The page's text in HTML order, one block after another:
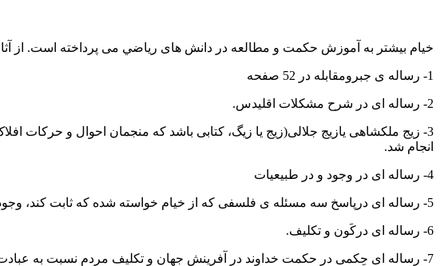
خيام بیشتر به آموزش حكمت و مطالعه در دانش های رياضي می پرداخته است. از
1- رساله ی جبرومقابله در 52 صفحه
2- رساله ای در شرح مشکلات اقلیدس.
انجام شد.
4- رساله ای در وجود و در طبیعیات
5- رساله ای درپاسخ سه مسئله ی فلسفی که از خیام خواسته شده که ثابت کند، وجود تضاد در جهان ضروری است.
6- رساله ای درکَون و تکلیف.
7- رساله ای حِکمی در حکمت خداوند در آفرینش جهان و تکلیف مردم نسبت به عبادت ها.این رساله شاید همان رساله ی تکوین باشد.